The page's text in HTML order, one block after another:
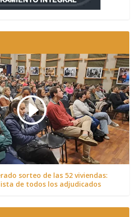
sorteo de las 52 viviendas:
de todos los adjudicados